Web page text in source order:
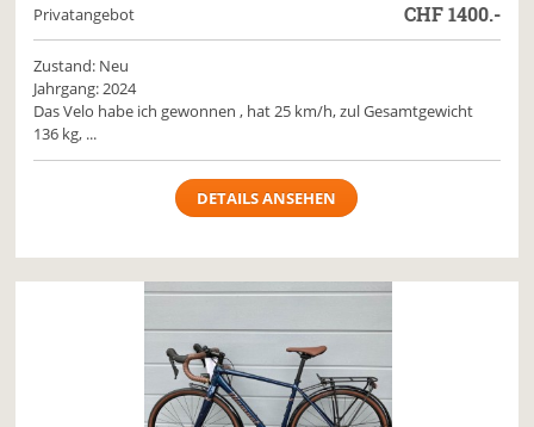
Privatangebot CHF1400.-
Zustand: Neu
Jahrgang: 2024
Das Velo habe ich gewonnen , hat 25 km/h, zul Gesamtgewicht
136 kg, ...
DETAILS ANSEHEN